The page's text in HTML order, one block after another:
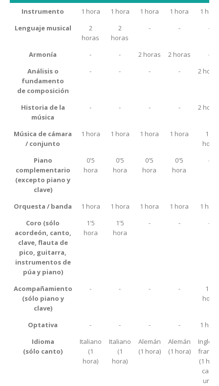
Instrumento
1 hora 1 hora 1 hora 1 hora
1 hora
Lenguaje musical
2
horas
2
horas
- - -
Armonía - - 2 horas 2 horas
-
Análisis o
fundamento
de composición
- - - - 2
Historia de la
música
- - - - 2
Música de cámara
/ conjunto
1 hora 1 hora 1 hora 1 hora
1'5
hora
Piano
complementario
(excepto piano y
clave)
0'5
hora
0'5
hora
0'5
hora
0'5
hora
-
Orquesta / banda 1 hora 1 hora 1 hora 1 hora
1 hora
Coro (sólo
acordeón, canto,
clave, flauta de
pico, guitarra,
instrumentos de
púa y piano)
1'5
hora
1'5
hora
- - -
Acompañamiento
(sólo piano y
clave)
- - - -
1'5
hora
Optativa - - - -
1 hora
Idioma
(sólo canto)
Italiano
(1
hora)
Italiano
(1
hora)
Alemán
(1 hora)
Alemán
(1 hora)
Inglés
(1
cada
uno)